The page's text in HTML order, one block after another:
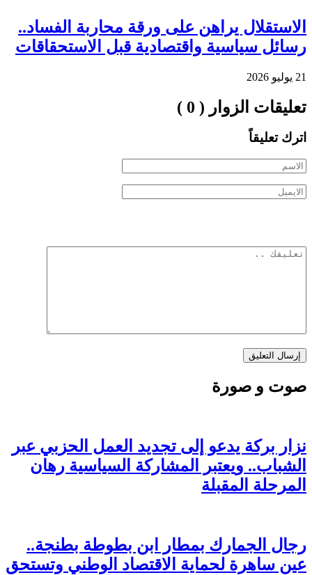
الاستقلال يراهن على ورقة محاربة الفساد..
رسائل سياسية واقتصادية قبل الاستحقاقات
21 يوليو 2026
تعليقات الزوار ( 0 )
اترك تعليقاً
صوت و صورة
نزار بركة يدعو إلى تجديد العمل الحزبي عبر
الشباب.. ويعتبر المشاركة السياسية رهان
المرحلة المقبلة
رجال الجمارك بمطار ابن بطوطة بطنجة..
عين ساهرة لحماية الاقتصاد الوطني وتستحق